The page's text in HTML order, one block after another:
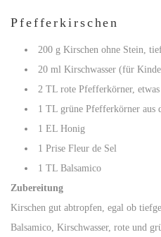
Pfefferkirschen
200 g Kirschen ohne Stein,
20 ml Kirschwasser (für
2 TL rote Pfefferkörner,
1 TL grüne Pfefferkörner aus
1 EL Honig
1 Prise Fleur de Sel
1 TL Balsamico
Zubereitung
Kirschen gut abtropfen, egal ob
Balsamico, Kirschwasser, rote und